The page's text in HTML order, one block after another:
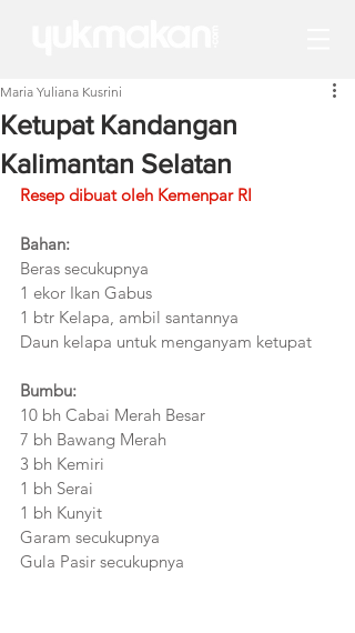
Ketupat Kandangan
Kalimantan Selatan
Maria Yuliana Kusrini
Resep dibuat oleh Kemenpar RI
Bahan:
Beras secukupnya
1 ekor Ikan Gabus
1 btr Kelapa, ambil santannya
Daun kelapa untuk menganyam ketupat
Bumbu:
10 bh Cabai Merah Besar
7 bh Bawang Merah
3 bh Kemiri
1 bh Serai
1 bh Kunyit
Garam secukupnya
Gula Pasir secukupnya